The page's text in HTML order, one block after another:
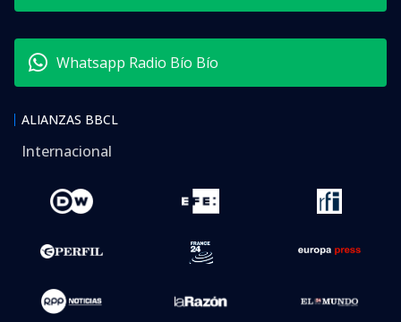
Whatsapp Radio Bío Bío
ALIANZAS BBCL
Internacional